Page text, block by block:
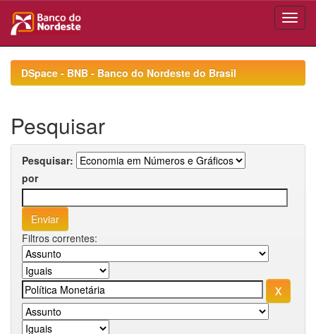
navigationDSpace - BNB - Banco do Nordeste do Brasil
Pesquisar
Pesquisar:
por
Filtros correntes: